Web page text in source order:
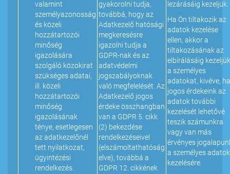
valamint
személyazonosság
és közeli
hozzátartozói
minőség
igazolására
szolgáló közokirat
szükséges adatai,
ill. közeli
hozzátartozói
minőség
igazolásának
ténye, esetlegesen
az adatkezelőnél
tett nyilatkozat,
ügyintézési
rendelkezés.
gyakorolni tudja,
továbbá, hogy az
Adatkezelő hatósági
megkeresésre
igazolni tudja a
GDPR-nak és az
adatvédelmi
jogszabályoknak
való megfelelését. Az
Adatkezelő jogos
érdeke összhangban
van a GDPR 5. cikk
(2) bekezdése
rendelkezéseivel
(elszámoltathatóság
elve), továbbá a
GDPR 12. cikkének
lezárásáig kezeljük.
Ha Ön tiltakozik az
adatok kezelése
ellen, akkor a
tiltakozásának az
elbírálásáig kezeljük
a személyes
adatokat, kivéve, ha
jogos érdekeink az
adatok további
kezelését lehetővé
teszik számunkra
vagy van más
érvényes
a személyes adatok
kezelésére.